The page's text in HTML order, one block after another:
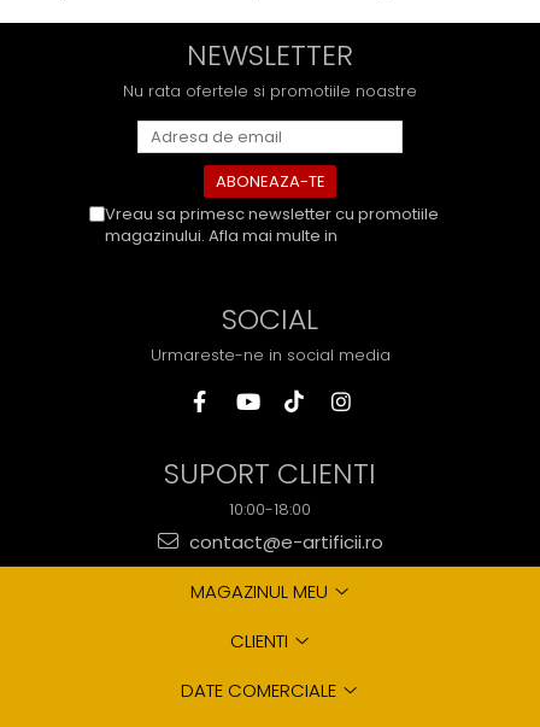
NEWSLETTER
Nu rata ofertele si promotiile noastre
Vreau sa primesc newsletter cu promotiile
magazinului. Afla mai multe in
SOCIAL
Urmareste-ne in social media
SUPORT CLIENTI
10:00-18:00
contact@e-artificii.ro
MAGAZINUL MEU
CLIENTI
DATE COMERCIALE